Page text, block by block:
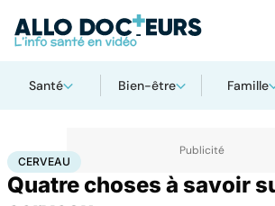
Santé Bien-être Famille
AccueilSanté
CERVEAU
Quatre choses à savoir